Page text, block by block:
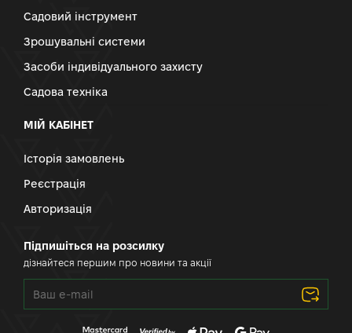
Садовий інструмент
Зрошувальні системи
Засоби індивідуального захисту
Садова техніка
МІЙ КАБІНЕТ
Історія замовлень
Реєстрація
Авторизація
Підпишіться на розсилку
дізнайтеся першим про новини та акції